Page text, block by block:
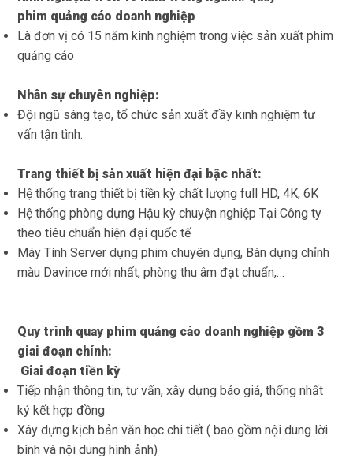
phim quảng cáo doanh nghiệp
Là đơn vị có 15 năm kinh nghiệm trong việc sản xuất phim
quảng cáo
Nhân sự chuyên nghiệp:
Đội ngũ sáng tạo, tổ chức sản xuất đầy kinh nghiệm tư
vấn tận tình.
Trang thiết bị sản xuất hiện đại bậc nhất:
Hệ thống trang thiết bị tiền kỳ chất lượng full HD, 4K, 6K
Hệ thống phòng dựng Hậu kỳ chuyện nghiệp Tại Công ty
theo tiêu chuẩn hiện đại quốc tế
Máy Tính Server dựng phim chuyên dụng, Bàn dựng chỉnh
màu Davince mới nhất, phòng thu âm đạt chuẩn,…
Quy trình quay phim quảng cáo doanh nghiệp gồm 3
giai đoạn chính:
Giai đoạn tiền kỳ
Tiếp nhận thông tin, tư vấn, xây dựng báo giá, thống nhất
ký kết hợp đồng
Xây dựng kịch bản văn học chi tiết ( bao gồm nội dung lời
bình và nội dung hình ảnh)